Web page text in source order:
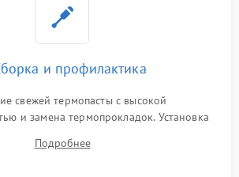
и профилактика
свежей термопасты с высокой
и замена термопрокладок. Установка
памяти и накопителей. Предварительная
Подробнее